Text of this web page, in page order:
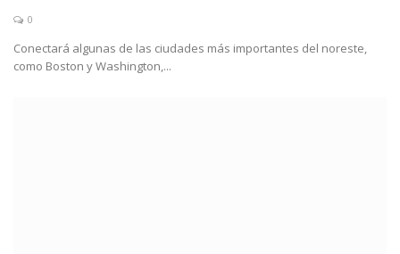
0
Conectará algunas de las ciudades más importantes del noreste,
como Boston y Washington,...